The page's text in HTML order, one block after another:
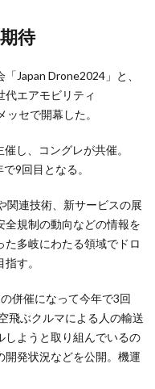
待
Japan Drone2024」と、
代エアモビリティ
セで開幕した。
し、コングレが共催。
9回目となる。
関連技術、新サービスの展
規制の動向などの情報を
多岐にわたる領域でドロ
す。
併催になって今年で3回
飛ぶクルマによる人の輸送
しようと取り組んでいるの
開発状況などを公開。機運